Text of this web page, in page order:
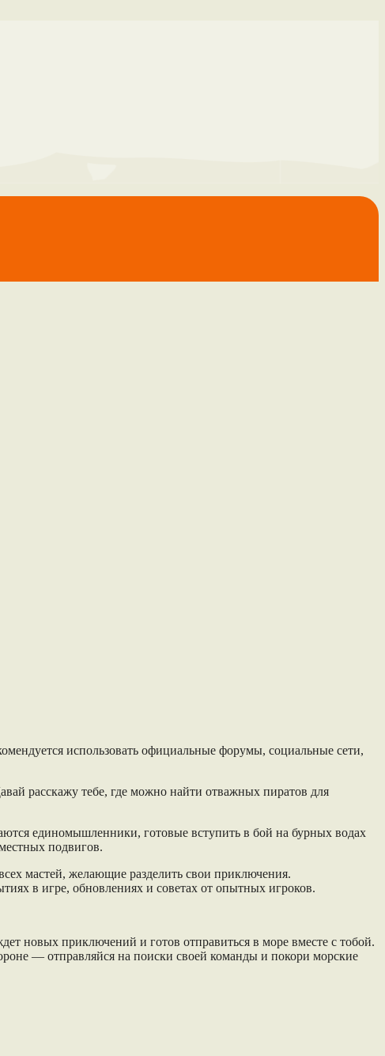
использовать официальные форумы, социальные сети,
расскажу тебе, где можно найти отважных пиратов для
единомышленники, готовые вступить в бой на бурных водах
подвигов.
мастей, желающие разделить свои приключения.
в игре, обновлениях и советах от опытных игроков.
новых приключений и готов отправиться в море вместе с тобой.
— отправляйся на поиски своей команды и покори морские